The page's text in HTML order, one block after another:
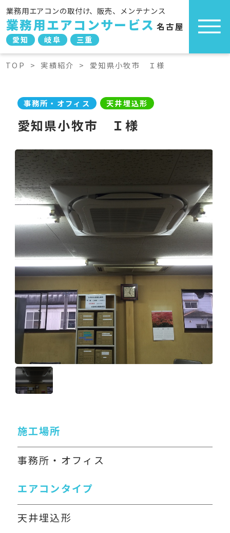
業務用エアコンの取付け、販売、メンテナンス
業務用エアコンサービス 名古屋
愛知 岐阜 三重
TOP > 実績紹介 > 愛知県小牧市 Ｉ様
事務所・オフィス 天井埋込形
愛知県小牧市 Ｉ様
施工場所
事務所・オフィス
エアコンタイプ
天井埋込形